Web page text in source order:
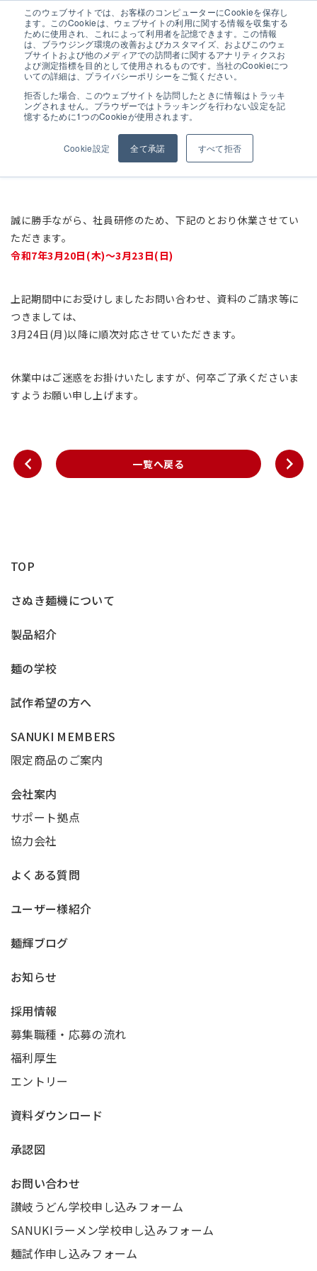
このウェブサイトでは、お客様のコンピューターにCookieを保存し
ます。このCookieは、ウェブサイトの利用に関する情報を収集する
ために使用され、これによって利用者を記憶できます。この情報
は、ブラウジング環境の改善およびカスタマイズ、およびこのウェ
ブサイトおよび他のメディアでの訪問者に関するアナリティクスお
よび測定指標を目的として使用されるものです。当社のCookieにつ
いての詳細は、プライバシーポリシーをご覧ください。
拒否した場合、このウェブサイトを訪問したときに情報はトラッキ
ングされません。ブラウザーではトラッキングを行わない設定を記
憶するために1つのCookieが使用されます。
Cookie設定 全て承諾 すべて拒否
休業のお知らせ
お知らせ 展示会情報
展示会
イベント
学校
誠に勝手ながら、社員研修のため、下記のとおり休業させてい
ただきます。
令和7年3月20日(木)～3月23日(日)
上記期間中にお受けしましたお問い合わせ、資料のご請求等に
つきましては、
3月24日(月)以降に順次対応させていただきます。
休業中はご迷惑をお掛けいたしますが、何卒ご了承くださいま
すようお願い申し上げます。
一覧へ戻る
TOP
さぬき麺機について
製品紹介
麺の学校
試作希望の方へ
SANUKI MEMBERS
限定商品のご案内
会社案内
サポート拠点
協力会社
よくある質問
ユーザー様紹介
麺輝ブログ
お知らせ
採用情報
募集職種・応募の流れ
福利厚生
エントリー
資料ダウンロード
承認図
お問い合わせ
讃岐うどん学校申し込みフォーム
SANUKIラーメン学校申し込みフォーム
麺試作申し込みフォーム